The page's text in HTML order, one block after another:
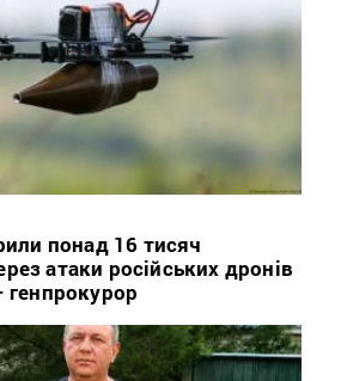
понад 16 тисяч
атаки російських дронів
генпрокурор